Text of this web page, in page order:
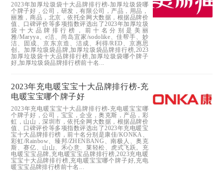
2023年加厚垃圾袋十大品牌排行榜-加厚垃圾袋哪
个牌子好，公司，研发，有限公司，产品，用品，
丽雅，商品，北京，依托全网大数据，根据品牌价
值、口碑评价等多项指数评选出了2023年加厚垃圾
袋十大品牌排行榜，前十名分别是美丽
雅/Maryya、e洁、尚岛宜家/sodolike、佳帮手、妙
洁、固成、京东京造、洁成、利得/RED、京惠思
创。加厚垃圾袋品牌,加厚垃圾袋品牌排行榜,2023
加厚垃圾袋十大品牌排行榜,加厚垃圾袋哪个牌子
好,加厚垃圾袋品牌排行榜前十名...
2023年充电暖宝宝十大品牌排行榜-充
电暖宝宝哪个牌子好
2023年充电暖宝宝十大品牌排行榜-充电暖宝宝哪
个牌子好，公司，宝宝，企业，奥克斯，产品，彩
虹，山山，深圳市，依托全网大数据，根据品牌价
值、口碑评价等多项指数评选出了2023年充电暖宝
宝十大品牌排行榜，前十名分别是康佳/KONKA、
彩虹/Rainbow、臻邦/ZHENBANG、南极人、奥克
斯、赛亿、山山、禾心意、莱轻松、虎式飞跃。充
电暖宝宝品牌,充电暖宝宝品牌排行榜,2023充电暖
宝宝十大品牌排行榜,充电暖宝宝哪个牌子好,充电
暖宝宝品牌排行榜前十名...